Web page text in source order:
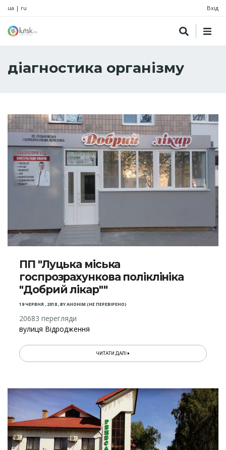
ua | ru Вхід
діагностика організму
ПП "Луцька міська
госпрозрахункова поліклініка
"Добрий лікар""
19 ЧЕРВНЯ , 2018,BYАНОНІМ (НЕ ПЕРЕВІРЕНО)
20683 перегляди
вулиця Відродження
ЧИТАТИ ДАЛІ